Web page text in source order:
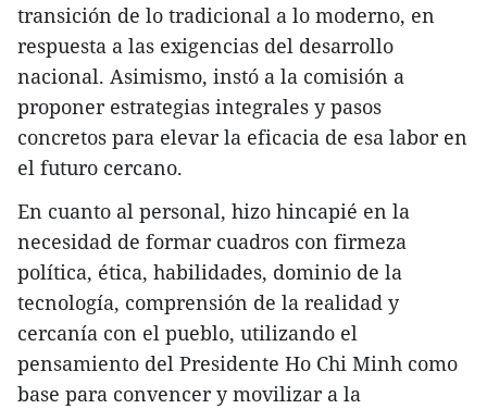
transición de lo tradicional a lo moderno, en
respuesta a las exigencias del desarrollo
nacional. Asimismo, instó a la comisión a
proponer estrategias integrales y pasos
concretos para elevar la eficacia de esa labor en
el futuro cercano.
En cuanto al personal, hizo hincapié en la
necesidad de formar cuadros con firmeza
política, ética, habilidades, dominio de la
tecnología, comprensión de la realidad y
cercanía con el pueblo, utilizando el
pensamiento del Presidente Ho Chi Minh como
base para convencer y movilizar a la